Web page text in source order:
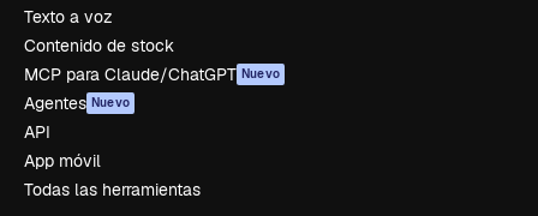
Texto a voz
Contenido de stock
MCP para Claude/ChatGPT Nuevo
Agentes Nuevo
API
App móvil
Todas las herramientas